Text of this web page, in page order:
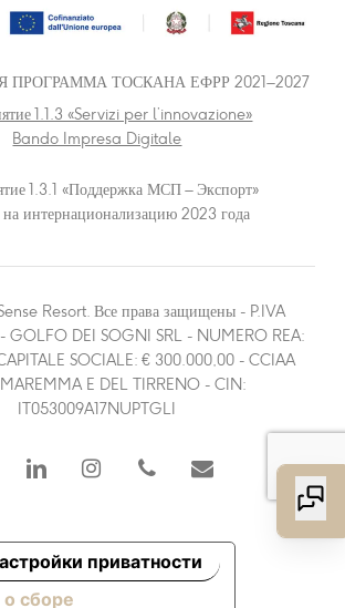
ПРОГРАММА ТОСКАНА ЕФРР 2021–2027
1.1.3 «Servizi per l’innovazione»
Bando Impresa Digitale
1.3.1 «Поддержка МСП – Экспорт»
на интернационализацию 2023 года
Resort. Все права защищены - P.IVA
GOLFO DEI SOGNI SRL - NUMERO REA:
SOCIALE: € 300.000,00 - CCIAA
E DEL TIRRENO - CIN:
IT053009A17NUPTGLI
linkedin instagramphone email
сборе
приватности